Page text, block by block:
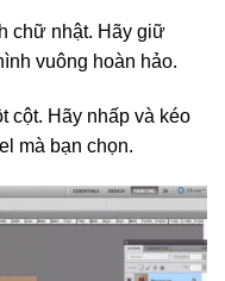
chữ nhật. Hãy giữ
vuông hoàn hảo.
cột. Hãy nhấp và kéo
mà bạn chọn.